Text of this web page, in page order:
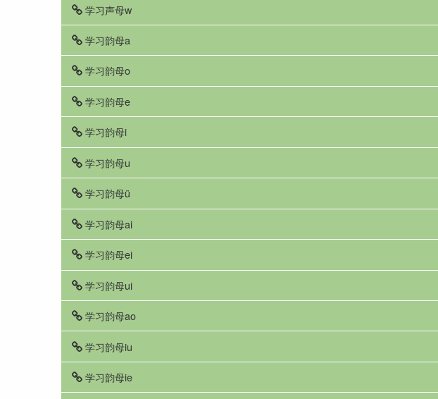
学习声母w
学习韵母a
学习韵母o
学习韵母e
学习韵母i
学习韵母u
学习韵母ü
学习韵母ai
学习韵母ei
学习韵母ui
学习韵母ao
学习韵母iu
学习韵母ie